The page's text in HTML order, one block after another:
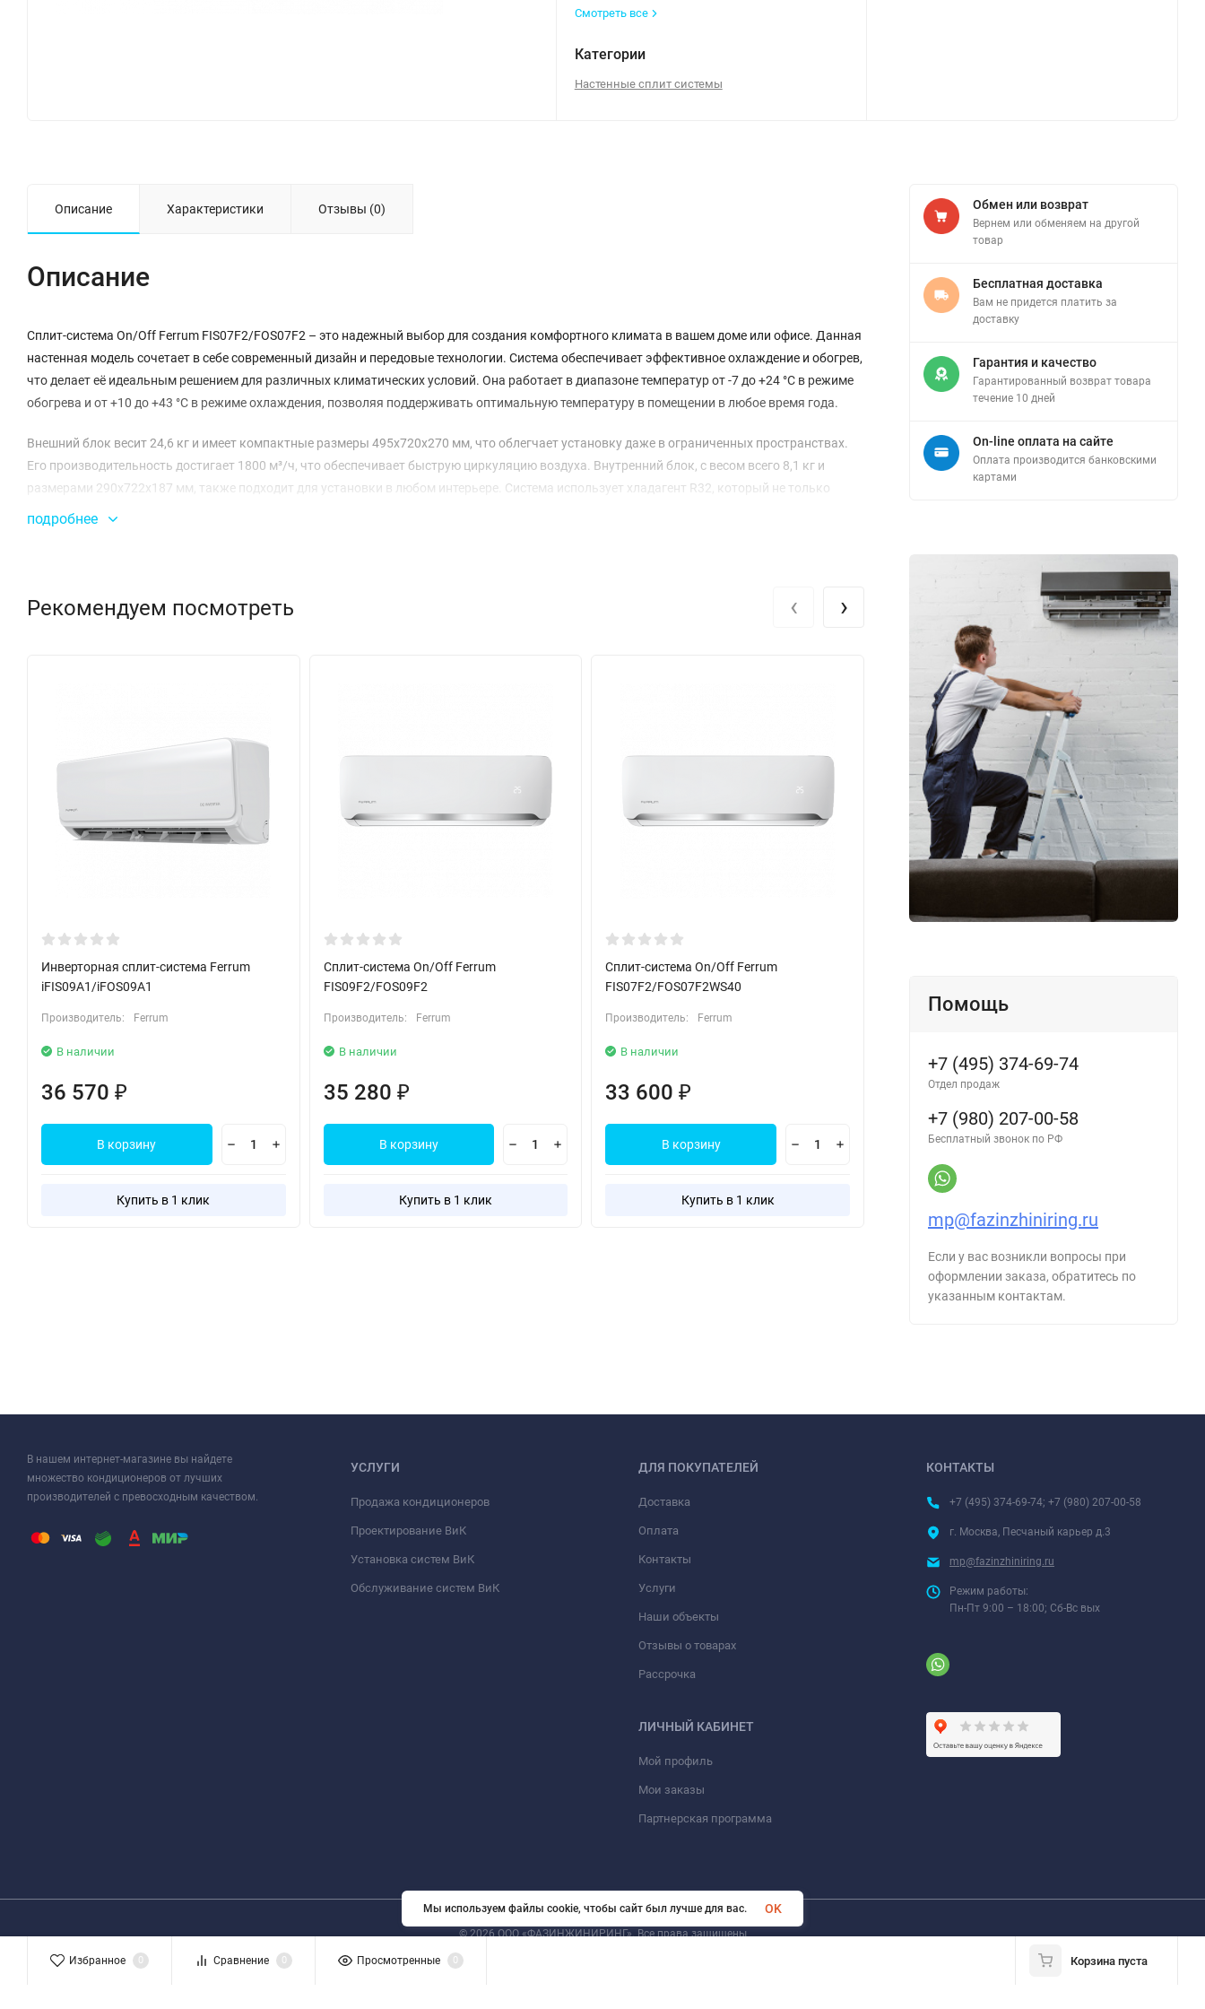
Смотреть все
Категории
Настенные сплит системы
Описание Характеристики Отзывы (0)
Описание
Сплит-система On/Off Ferrum FIS07F2/FOS07F2 – это надежный выбор для создания комфортного климата в вашем доме или офисе. Данная
настенная модель сочетает в себе современный дизайн и передовые технологии. Система обеспечивает эффективное охлаждение и обогрев,
что делает её идеальным решением для различных климатических условий. Она работает в диапазоне температур от -7 до +24 °C в режиме
обогрева и от +10 до +43 °C в режиме охлаждения, позволяя поддерживать оптимальную температуру в помещении в любое время года.
Внешний блок весит 24,6 кг и имеет компактные размеры 495x720x270 мм, что облегчает установку даже в ограниченных пространствах.
Его производительность достигает 1800 м³/ч, что обеспечивает быструю циркуляцию воздуха. Внутренний блок, с весом всего 8,1 кг и
размерами 290x722x187 мм, также подходит для установки в любом интерьере. Система использует хладагент R32, который не только
эффективен, но и более экологичен по сравнению с традиционными аналогами.
подробнее
Рекомендуем посмотреть
Инверторная сплит-система Ferrum
iFIS09A1/iFOS09A1
Производитель: Ferrum
В наличии
36 570 ₽
В корзину
Купить в 1 клик
Сплит-система On/Off Ferrum
FIS09F2/FOS09F2
Производитель: Ferrum
В наличии
35 280 ₽
В корзину
Купить в 1 клик
Сплит-система On/Off Ferrum
FIS07F2/FOS07F2WS40
Производитель: Ferrum
В наличии
33 600₽
В корзину
Купить в 1 клик
Ferrum
35 700 ₽
В корзину
‹ ›
Обмен или возврат
Вернем или обменяем на другой
товар
Бесплатная доставка
Вам не придется платить за
доставку
Гарантия и качество
Гарантированный возврат товара
течение 10 дней
On-line оплата на сайте
Оплата производится банковскими
картами
Помощь
+7 (495) 374-69-74
Отдел продаж
+7 (980) 207-00-58
Бесплатный звонок по РФ
mp@fazinzhiniring.ru
Если у вас возникли вопросы при
оформлении заказа, обратитесь по
указанным контактам.
В нашем интернет-магазине вы найдете
множество кондиционеров от лучших
производителей с превосходным качеством.
УСЛУГИ
Продажа кондиционеров
Проектирование ВиК
Установка систем ВиК
Обслуживание систем ВиК
ДЛЯ ПОКУПАТЕЛЕЙ
Доставка
Оплата
Контакты
Услуги
Наши объекты
Отзывы о товарах
Рассрочка
ЛИЧНЫЙ КАБИНЕТ
Мой профиль
Мои заказы
Партнерская программа
КОНТАКТЫ
+7 (495) 374-69-74; +7 (980) 207-00-58
г. Москва, Песчаный карьер д.3
mp@fazinzhiniring.ru
Режим работы:
Пн-Пт 9:00 – 18:00; Сб-Вс вых
© 2026 ООО «ФАЗИНЖИНИРИНГ». Все права защищены
Избранное 0 Сравнение 0 Просмотренные 0 Корзина пуста
Мы используем файлы cookie, чтобы сайт был лучше для вас. OK